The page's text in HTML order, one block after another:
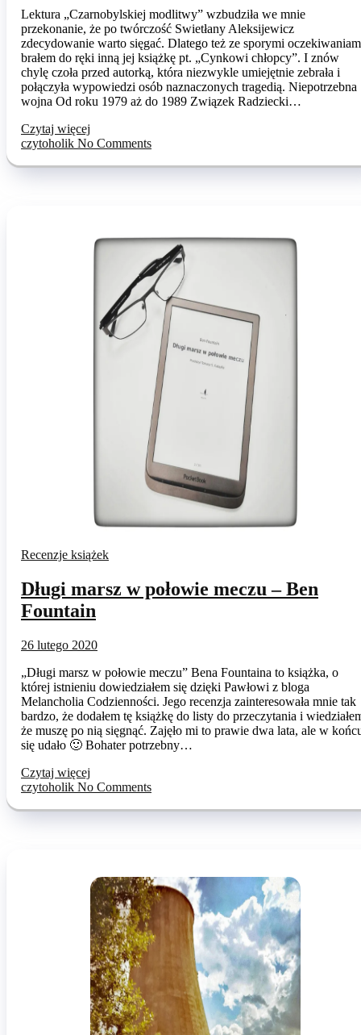
Lektura „Czarnobylskiej modlitwy” wzbudziła we mnie
przekonanie, że po twórczość Swietłany Aleksijewicz
zdecydowanie warto sięgać. Dlatego też ze sporymi
brałem do ręki inną jej książkę pt. „Cynkowi chłopcy”. I znów
chylę czoła przed autorką, która niezwykle umiejętnie zebrała i
połączyła wypowiedzi osób naznaczonych tragedią. Niepotrzebna
wojna Od roku 1979 aż do 1989 Związek Radziecki…
Czytaj więcej
czytoholik No Comments
Recenzje książek
Długi marsz w połowie meczu – Ben
Fountain
26 lutego 2020
„Długi marsz w połowie meczu” Bena Fountaina to książka, o
której istnieniu dowiedziałem się dzięki Pawłowi z bloga
Melancholia Codzienności. Jego recenzja zainteresowała mnie tak
bardzo, że dodałem tę książkę do listy do przeczytania i
że muszę po nią sięgnąć. Zajęło mi to prawie dwa lata, ale w
się udało 🙂 Bohater potrzebny…
Czytaj więcej
czytoholik No Comments